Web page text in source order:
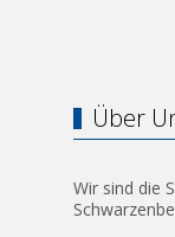
Über
Wir sind die